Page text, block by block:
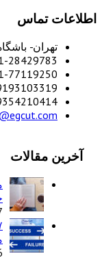
اطلاعات تماس
تهران-
28429783
77119250
آخرین مقالات